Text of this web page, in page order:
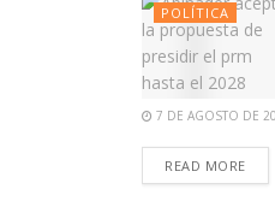
POLÍTICA
7 DE AGOSTO DE
READ MORE